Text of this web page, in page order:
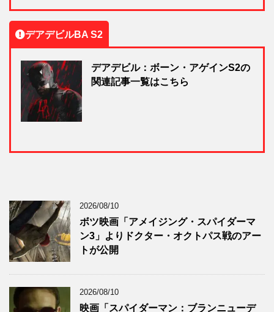
デアデビルBA S2
デアデビル：ボーン・アゲインS2の
関連記事一覧はこちら
2026/08/10
ボツ映画「アメイジング・スパイダーマ
ン3」よりドクター・オクトパス戦のアー
トが公開
2026/08/10
映画「スパイダーマン：ブランニューデ